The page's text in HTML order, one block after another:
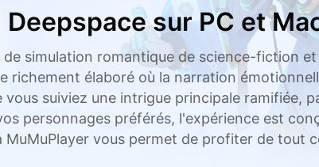
sur PC et
simulation romantique de science-fiction
richement élaboré où la narration
vous suiviez une intrigue principale ramifiée,
personnages préférés, l'expérience est
MuMuPlayer vous permet de profiter de tout